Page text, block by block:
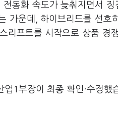
동화 속도가 늦춰지면서
가운데, 하이브리드를 선호
리프트를 시작으로 상품 경
1부장이 최종 확인·수정했